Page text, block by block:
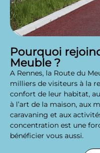
Pourquoi
Meuble ?
A Rennes, la Route du
milliers de visiteurs à la
confort de leur habitat,
à l’art de la maison, aux
caravaning et aux
concentration est une
bénéficier vous aussi.